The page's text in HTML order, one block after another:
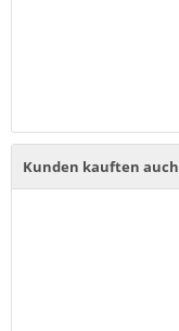
Kunden kauften auch